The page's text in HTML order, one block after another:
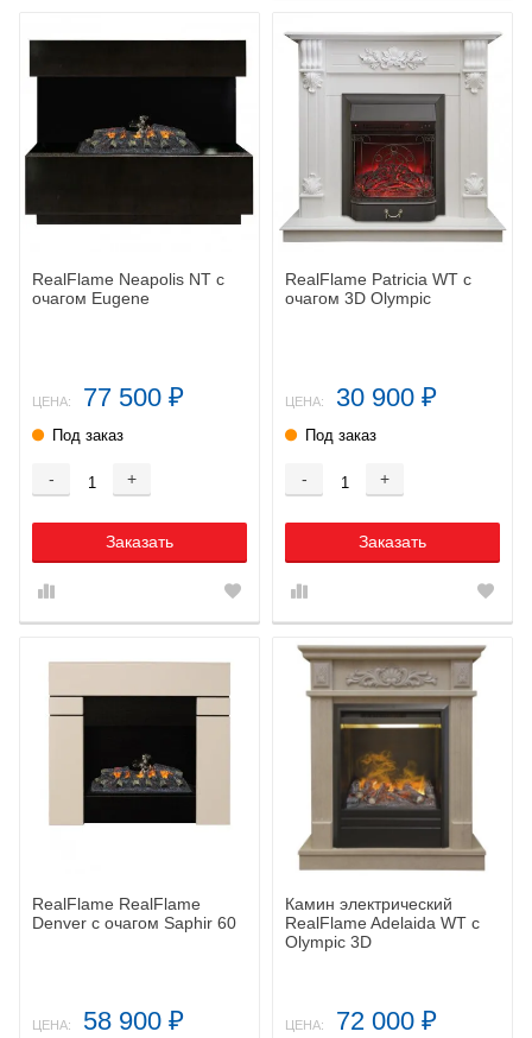
RealFlame Neapolis NT с
очагом Eugene
ЦЕНА: 77 500 ₽
Под заказ
- +
Заказать
RealFlame Patricia WT c
очагом 3D Olympic
ЦЕНА: 30 900 ₽
Под заказ
- +
Заказать
RealFlame RealFlame
Denver с очагом Saphir 60
ЦЕНА: 58 900 ₽
Камин электрический
RealFlame Adelaida WT с
Olympic 3D
ЦЕНА: 72 000 ₽